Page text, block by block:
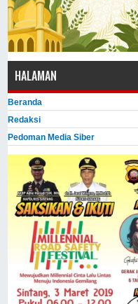
HALAMAN
Beranda
Redaksi
Pedoman Media Siber